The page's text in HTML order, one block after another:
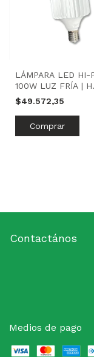
LÁMPARA LED HI-
100W LUZ FRÍA | H
INTERCOM
$49.572,35
Contactános
Medios de pago